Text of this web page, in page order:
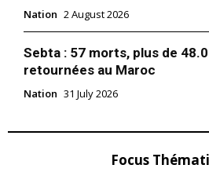
S'ABONNER
Insight
Nation 2 August 2026
Sebta : 57 morts, plus de
retournées au Maroc
Nation 31 July 2026
Focus